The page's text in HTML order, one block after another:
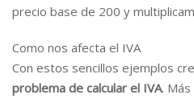
precio base de 200 y
Como nos afecta el IVA
Con estos sencillos ejemplos
problema de calcular el IVA.